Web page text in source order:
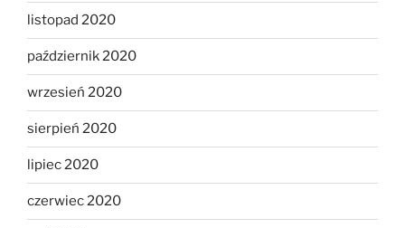
listopad 2020
październik 2020
wrzesień 2020
sierpień 2020
lipiec 2020
czerwiec 2020